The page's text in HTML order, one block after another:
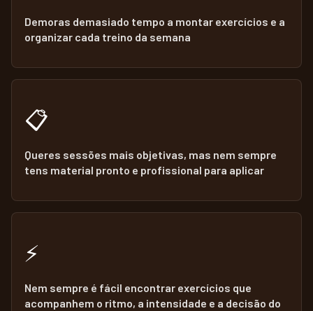
Demoras demasiado tempo a montar exercícios e a
organizar cada treino da semana
📋
Queres sessões mais objetivas, mas nem sempre
tens material pronto e profissional para aplicar
⚡
Nem sempre é fácil encontrar exercícios que
acompanhem o ritmo, a intensidade e a decisão do